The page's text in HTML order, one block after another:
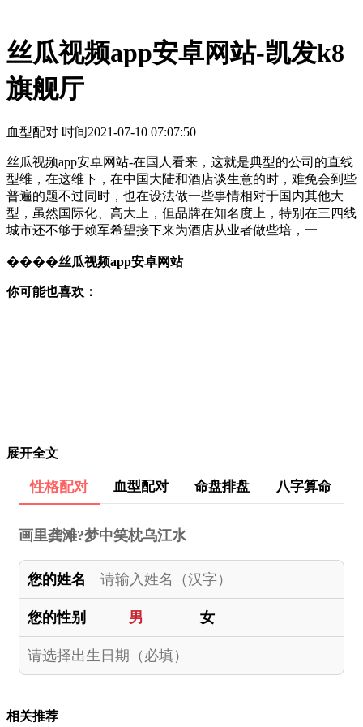
丝瓜视频app安卓网站-凯发k8
旗舰厅
血型配对 时间2021-07-10 07:07:50
丝瓜视频app安卓网站-在国人看来，这就是典型的公司的直线
型维，在这维下，在中国大陆和酒店谈生意的时，难免会到些
普遍的题不过同时，也在设法做一些事情相对于国内其他大
型，虽然国际化、高大上，但品牌在知名度上，特别在三四线
城市还不够于赖军希望接下来为酒店从业者做些培，一
����丝瓜视频app安卓网站
你可能也喜欢：
展开全文
性格配对 血型配对 命盘排盘 八字算命
画里龚滩?梦中笑枕乌江水
您的姓名
您的性别 男 女
相关推荐